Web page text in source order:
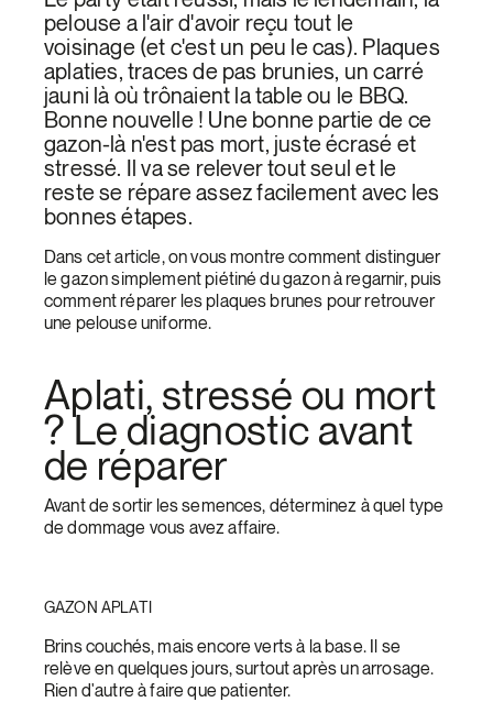
pelouse a l'air d'avoir reçu tout le
voisinage (et c'est un peu le cas). Plaques
aplaties, traces de pas brunies, un carré
jauni là où trônaient la table ou le BBQ.
Bonne nouvelle ! Une bonne partie de ce
gazon-là n'est pas mort, juste écrasé et
stressé. Il va se relever tout seul et le
reste se répare assez facilement avec les
bonnes étapes.
Dans cet article, on vous montre comment distinguer
le gazon simplement piétiné du gazon à regarnir, puis
comment réparer les plaques brunes pour retrouver
une pelouse uniforme.
Aplati, stressé ou mort
? Le diagnostic avant
de réparer
Avant de sortir les semences, déterminez à quel type
de dommage vous avez affaire.
GAZON APLATI
Brins couchés, mais encore verts à la base. Il se
relève en quelques jours, surtout après un arrosage.
Rien d'autre à faire que patienter.